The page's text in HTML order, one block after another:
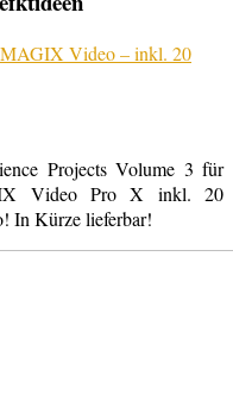
Projects Volume 3 für
Video Pro X inkl. 20
In Kürze lieferbar!